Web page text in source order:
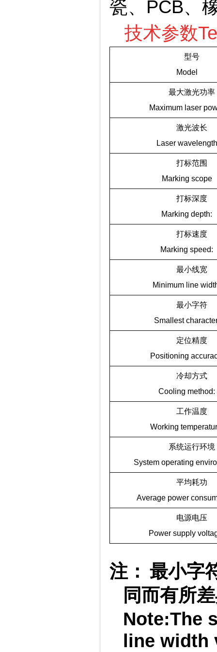
瓷、PCB、
技术参数
型号
Model
最大激光功率
Maximum laser
激光波长
Laser wavelength
打标范围
Marking scope
打标深度
Marking depth:
打标速度
Marking speed:
最小线宽
Minimum line
最小字符
Smallest
定位精度
Positioning
冷却方式
Cooling method:
工作温度
Working
系统运行环境
System operating
平均耗功
Average power
电源电压
Power supply
注： 最小字
同而有所
Note:The
line